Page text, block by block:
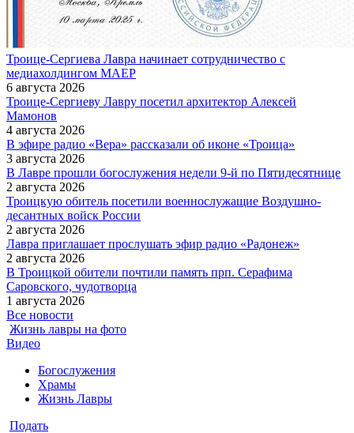
Троице-Сергиева Лавра начинает сотрудничество с
медиахолдингом МАЕР
6 августа 2026
Троице-Сергиеву Лавру посетил архитектор Алексей
Мамонов
4 августа 2026
В эфире радио «Вера» рассказали об иконе «Троица»
3 августа 2026
В Лавре прошли богослужения недели 9-й по Пятидесятнице
2 августа 2026
Троицкую обитель посетили военнослужащие Воздушно-
десантных войск России
2 августа 2026
Лавра приглашает прослушать эфир радио «Радонеж»
2 августа 2026
В Троицкой обители почтили память прп. Серафима
Саровского, чудотворца
1 августа 2026
Все новости
Жизнь лавры на фото
Видео
Богослужения
Храмы
Жизнь Лавры
Подать